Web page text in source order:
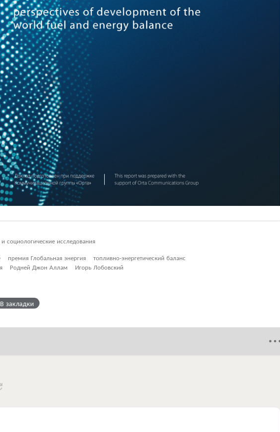
социологические исследования
премия Глобальная энергия
топливно-энергетический баланс
Родней Джон Аллам Игорь Лобовский
В закладки